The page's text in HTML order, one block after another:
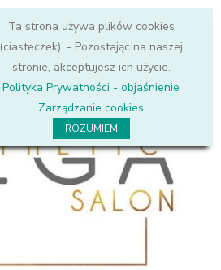
Ta strona używa plików cookies
(ciasteczek). - Pozostając na naszej
stronie, akceptujesz ich użycie.
Polityka Prywatności - objaśnienie
Zarządzanie cookies
ROZUMIEM